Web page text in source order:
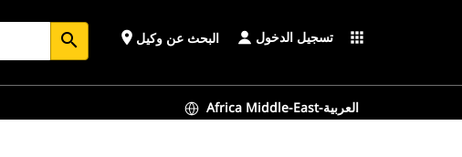
search place البحث عن وكيل تسجيل الدخول apps
Africa Middle-East-العربية